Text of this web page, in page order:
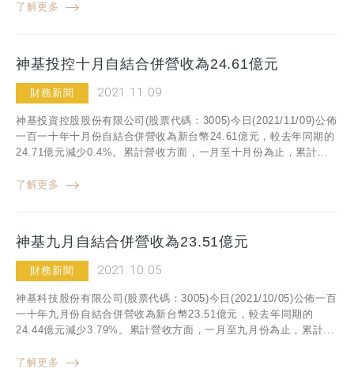
了解更多
神基投控十月自結合併營收為24.61億元
財務新聞 2021.11.09
神基投資控股股份有限公司(股票代碼：3005)今日(2021/11/09)公佈
一百一十年十月份自結合併營收為新台幣24.61億元，較去年同期的
24.71億元減少0.4%。累計營收方面，一月至十月份為止，累計...
了解更多
神基九月自結合併營收為23.51億元
財務新聞 2021.10.05
神基科技股份有限公司(股票代碼：3005)今日(2021/10/05)公佈一百
一十年九月份自結合併營收為新台幣23.51億元，較去年同期的
24.44億元減少3.79%。累計營收方面，一月至九月份為止，累計...
了解更多